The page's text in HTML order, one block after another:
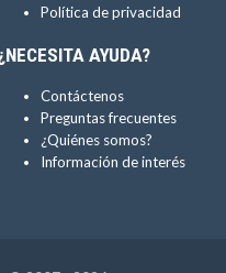
Política de privacidad
AYUDA?
Contáctenos
Preguntas frecuentes
¿Quiénes somos?
Información de interés